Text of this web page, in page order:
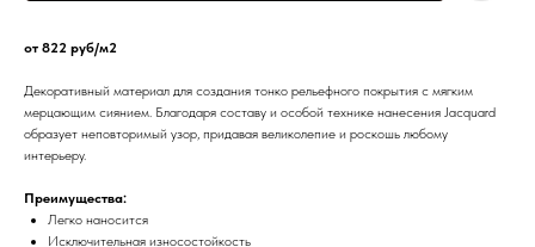
от 822 руб/м2
Декоративный материал для создания тонко рельефного покрытия с мягким
мерцающим сиянием. Благодаря составу и особой технике нанесения Jacquard
образует неповторимый узор, придавая великолепие и роскошь любому
интерьеру.
Преимущества:
Легко наносится
Исключительная износостойкость